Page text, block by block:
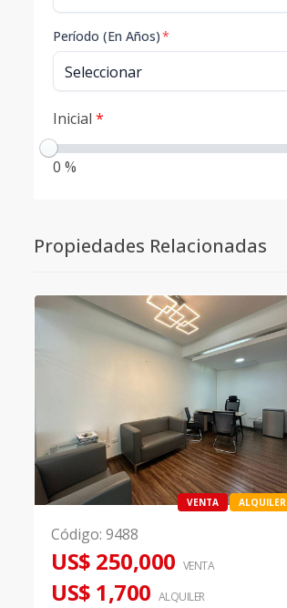
Período (En Años)*
Inicial *
0 %
Propiedades Relacionadas
VENTA ALQUILER
Código: 9488
US$ 250,000 VENTA
US$ 1,700 ALQUILER